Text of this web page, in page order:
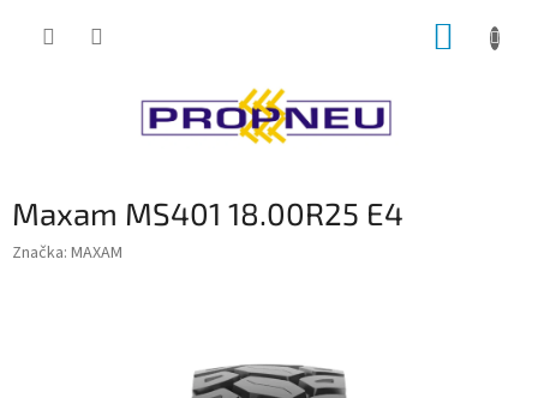
Maxam MS401 18.00R25 E4
Značka: MAXAM